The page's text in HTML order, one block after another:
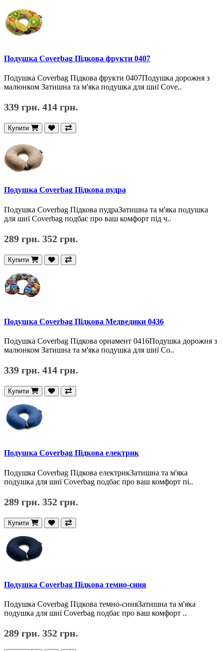
Подушка Coverbag Підкова фрукти 0407
Подушка Coverbag Підкова фрукти 0407Подушка дорожня з
малюнком Затишна та м'яка подушка для шиї Cove..
339 грн. 414 грн.
Купити
Подушка Coverbag Підкова пудра
Подушка Coverbag Підкова пудраЗатишна та м'яка подушка
для шиї Coverbag подбає про ваш комфорт під ч..
289 грн. 352 грн.
Купити
Подушка Coverbag Підкова Медведики 0436
Подушка Coverbag Підкова орнамент 0416Подушка дорожня з
малюнком Затишна та м'яка подушка для шиї Co..
339 грн. 414 грн.
Купити
Подушка Coverbag Підкова електрик
Подушка Coverbag Підкова електрикЗатишна та м'яка
подушка для шиї Coverbag подбає про ваш комфорт пі..
289 грн. 352 грн.
Купити
Подушка Coverbag Підкова темно-синя
Подушка Coverbag Підкова темно-синяЗатишна та м'яка
подушка для шиї Coverbag подбає про ваш комфорт ..
289 грн. 352 грн.